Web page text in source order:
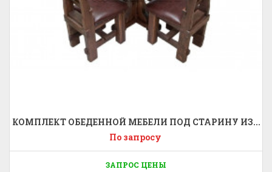
КОМПЛЕКТ ОБЕДЕННОЙ МЕБЕЛИ ПОД СТАРИНУ ИЗ...
По запросу
ЗАПРОС ЦЕНЫ